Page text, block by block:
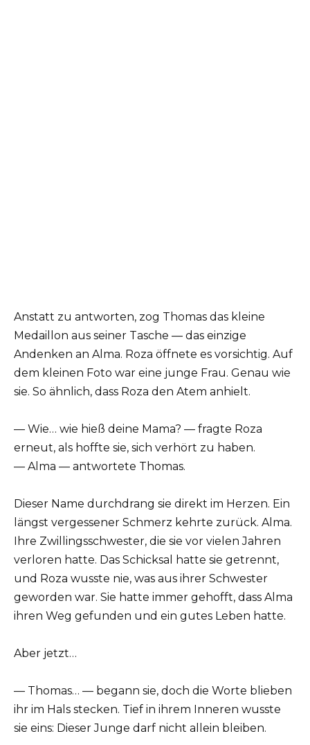
Anstatt zu antworten, zog Thomas das kleine
Medaillon aus seiner Tasche — das einzige
Andenken an Alma. Roza öffnete es vorsichtig. Auf
dem kleinen Foto war eine junge Frau. Genau wie
sie. So ähnlich, dass Roza den Atem anhielt.
— Wie… wie hieß deine Mama? — fragte Roza
erneut, als hoffte sie, sich verhört zu haben.
— Alma — antwortete Thomas.
Dieser Name durchdrang sie direkt im Herzen. Ein
längst vergessener Schmerz kehrte zurück. Alma.
Ihre Zwillingsschwester, die sie vor vielen Jahren
verloren hatte. Das Schicksal hatte sie getrennt,
und Roza wusste nie, was aus ihrer Schwester
geworden war. Sie hatte immer gehofft, dass Alma
ihren Weg gefunden und ein gutes Leben hatte.
Aber jetzt…
— Thomas… — begann sie, doch die Worte blieben
ihr im Hals stecken. Tief in ihrem Inneren wusste
sie eins: Dieser Junge darf nicht allein bleiben.